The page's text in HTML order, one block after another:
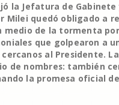
la Jefatura de Gabinete
Milei quedó obligado a
medio de la tormenta
que golpearon a
al Presidente.
de nombres: también
la promesa oficial